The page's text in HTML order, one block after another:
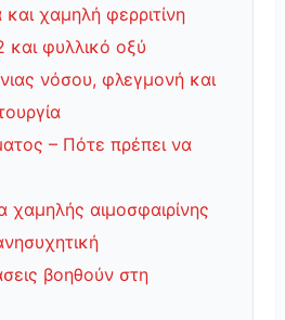
και χαμηλή φερριτίνη
και φυλλικό οξύ
νόσου, φλεγμονή και
– Πότε πρέπει να
χαμηλής αιμοσφαιρίνης
βοηθούν στη